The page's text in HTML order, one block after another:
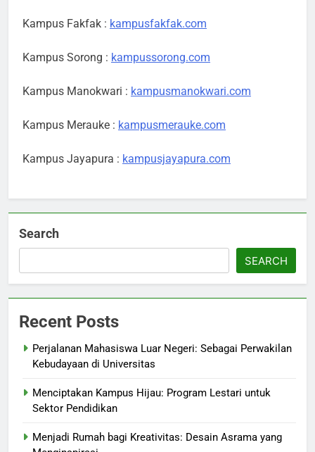
Kampus Fakfak : kampusfakfak.com
Kampus Sorong : kampussorong.com
Kampus Manokwari : kampusmanokwari.com
Kampus Merauke : kampusmerauke.com
Kampus Jayapura : kampusjayapura.com
Search
SEARCH
Recent Posts
Perjalanan Mahasiswa Luar Negeri: Sebagai Perwakilan
Kebudayaan di Universitas
Menciptakan Kampus Hijau: Program Lestari untuk
Sektor Pendidikan
Menjadi Rumah bagi Kreativitas: Desain Asrama yang